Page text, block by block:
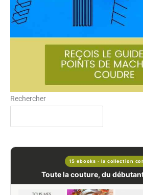
Rechercher
15 ebooks · la collection
Toute la couture, du